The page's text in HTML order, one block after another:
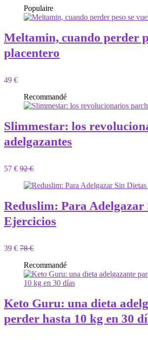
Populaire
Meltamin, cuando perder
placentero
49 €
Recommandé
Slimmestar: los
adelgazantes
57 € 92 €
Reduslim: Para Adelgazar
Ejercicios
39 € 78 €
Recommandé
Keto Guru: una dieta
perder hasta 10 kg en 30